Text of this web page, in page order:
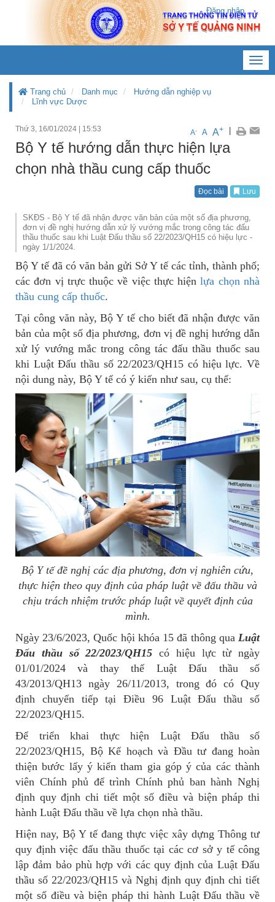
Đăng nhập
Trang chủ Danh mục
Hướng dẫn nghiệp vụ
Lĩnh vực Dược
Thứ 3, 16/01/2024 15:53 A- A A+
Bộ Y tế hướng dẫn thực hiện lựa
chọn nhà thầu cung cấp thuốc
Đọc bài Lưu
SKĐS - Bộ Y tế đã nhận được văn bản của một số địa phương,
đơn vị đề nghị hướng dẫn xử lý vướng mắc trong công tác đấu
thầu thuốc sau khi Luật Đấu thầu số 22/2023/QH15 có hiệu lực -
ngày 1/1/2024.
Bộ Y tế đã có văn bản gửi Sở Y tế các tỉnh, thành phố;
các đơn vị trực thuộc về việc thực hiệnlựa chọn nhà
thầu cung cấp thuốc.
Tại công văn này, Bộ Y tế cho biết đã nhận được văn
bản của một số địa phương, đơn vị đề nghị hướng dẫn
xử lý vướng mắc trong công tác đấu thầu thuốc sau
khi Luật Đấu thầu số 22/2023/QH15 có hiệu lực. Về
nội dung này, Bộ Y tế có ý kiến như sau, cụ thể:
Bộ Y tế đề nghị các địa phương, đơn vị nghiên cứu,
thực hiện theo quy định của pháp luật về đấu thầu và
chịu trách nhiệm trước pháp luật về quyết định của
mình.
Ngày 23/6/2023, Quốc hội khóa 15 đã thông qua Luật
Đấu thầu số 22/2023/QH15 có hiệu lực từ ngày
01/01/2024 và thay thế Luật Đấu thầu số
43/2013/QH13 ngày 26/11/2013, trong đó có Quy
định chuyển tiếp tại Điều 96 Luật Đấu thầu số
22/2023/QH15.
Để triển khai thực hiện Luật Đấu thầu số
22/2023/QH15, Bộ Kế hoạch và Đầu tư đang hoàn
thiện bước lấy ý kiến tham gia góp ý của các thành
viên Chính phủ để trình Chính phủ ban hành Nghị
định quy định chi tiết một số điều và biện pháp thi
hành Luật Đấu thầu về lựa chọn nhà thầu.
Hiện nay, Bộ Y tế đang thực việc xây dựng Thông tư
quy định việc đấu thầu thuốc tại các cơ sở y tế công
lập đảm bảo phù hợp với các quy định của Luật Đấu
thầu số 22/2023/QH15 và Nghị định quy định chi tiết
một số điều và biện pháp thi hành Luật Đấu thầu về